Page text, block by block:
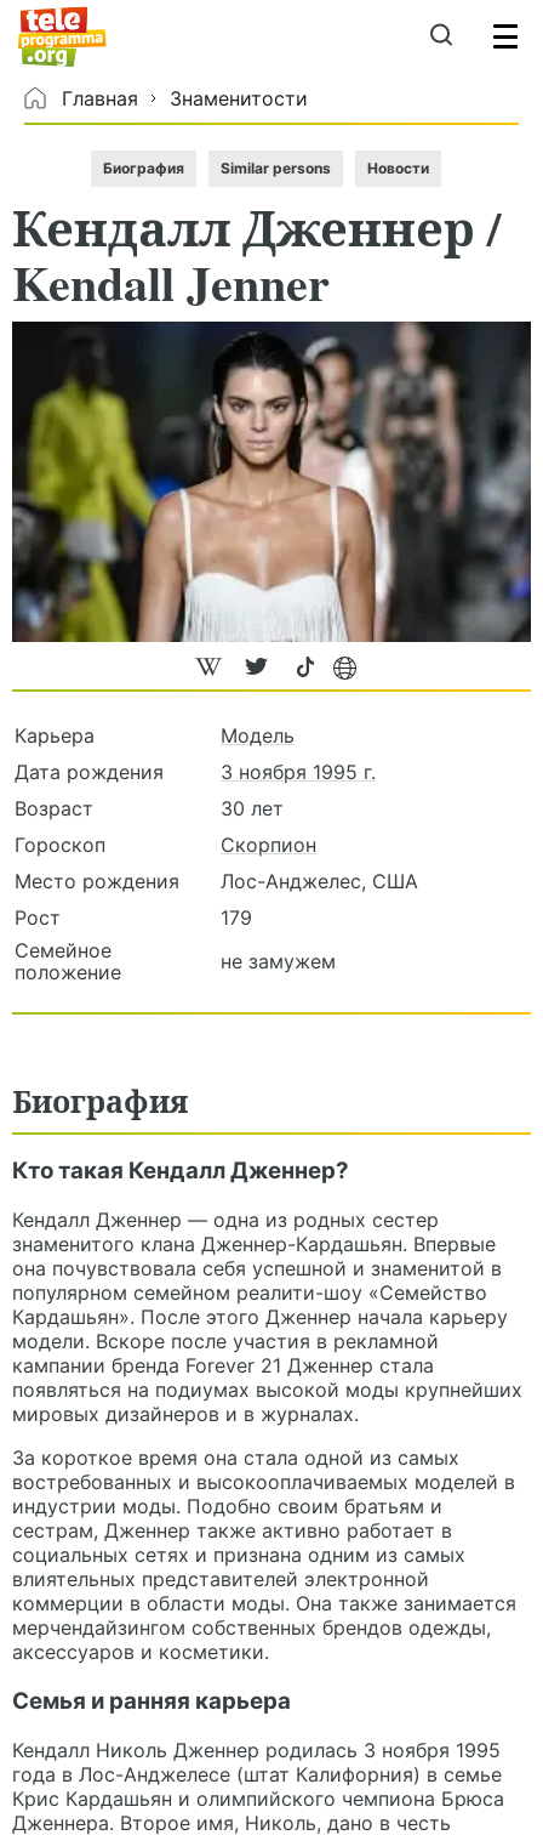
Главная Знаменитости
Биография Similar persons Новости
КендаллДженнер/
Kendall Jenner
Карьера
Модель
Дата рождения
3 ноября 1995 г.
Возраст
30 лет
Гороскоп
Скорпион
Место рождения
Лос-Анджелес, США
Рост
179
Семейное
положение
не замужем
Биография
Кто такая Кендалл Дженнер?
Кендалл Дженнер — одна из родных сестер
знаменитого клана Дженнер-Кардашьян. Впервые
она почувствовала себя успешной и знаменитой в
популярном семейном реалити-шоу «Семейство
Кардашьян». После этого Дженнер начала карьеру
модели. Вскоре после участия в рекламной
кампании бренда Forever 21 Дженнер стала
появляться на подиумах высокой моды крупнейших
мировых дизайнеров и в журналах.
За короткое время она стала одной из самых
востребованных и высокооплачиваемых моделей в
индустрии моды. Подобно своим братьям и
сестрам, Дженнер также активно работает в
социальных сетях и признана одним из самых
влиятельных представителей электронной
коммерции в области моды. Она также занимается
мерчендайзингом собственных брендов одежды,
аксессуаров и косметики.
Семья и ранняя карьера
Кендалл Николь Дженнер родилась 3 ноября 1995
года в Лос-Анджелесе (штат Калифорния) в семье
Крис Кардашьян и олимпийского чемпиона Брюса
Дженнера. Второе имя, Николь, дано в честь